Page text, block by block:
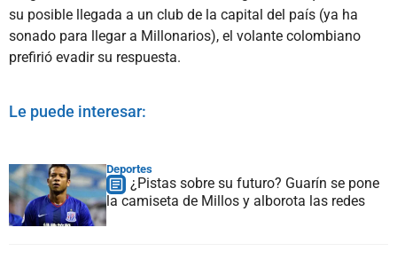
su posible llegada a un club de la capital del país (ya ha
sonado para llegar a Millonarios), el volante colombiano
prefirió evadir su respuesta.
Le puede interesar:
Deportes
¿Pistas sobre su futuro? Guarín se pone
la camiseta de Millos y alborota las redes